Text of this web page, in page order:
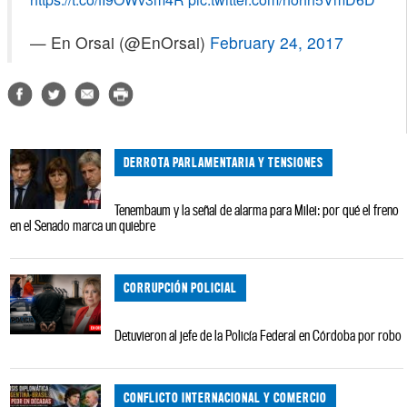
— En Orsai (@EnOrsai) February 24, 2017
DERROTA PARLAMENTARIA Y TENSIONES
Tenembaum y la señal de alarma para Milei: por qué el freno
en el Senado marca un quiebre
CORRUPCIÓN POLICIAL
Detuvieron al jefe de la Policía Federal en Córdoba por robo
CONFLICTO INTERNACIONAL Y COMERCIO